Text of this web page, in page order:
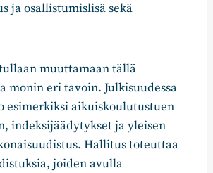
ja osallistumislisä sekä
muuttamaan tällä
monin eri tavoin. Julkisuudessa
esimerkiksi aikuiskoulutustuen
indeksijäädytykset ja yleisen
Hallitus toteuttaa
joiden avulla